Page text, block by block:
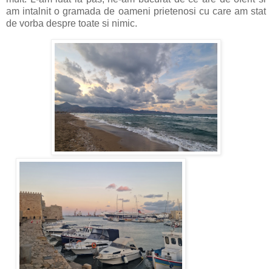
am intalnit o gramada de oameni prietenosi cu care am stat
de vorba despre toate si nimic.